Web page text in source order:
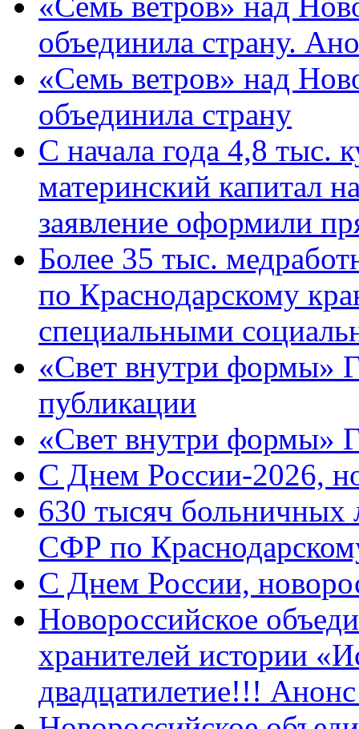
объединила страну.
«Семь ветров» над
объединила страну
С начала года 4,8 тыс.
материнский капитал
заявление оформили
Более 35 тыс.
по Краснодарскому
специальными
«Свет внутри формы»
публикации
«Свет внутри формы»
C Днем России-2026,
630 тысяч больничных
СФР по
C Днем России,
Новороссийское
хранителей истории
двадцатилетие!!!